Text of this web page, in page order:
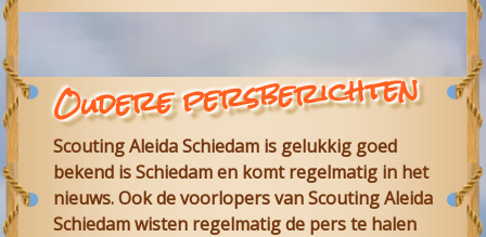
Oudere persberichten
Scouting Aleida Schiedam is gelukkig goed
bekend is Schiedam en komt regelmatig in het
nieuws. Ook de voorlopers van Scouting Aleida
Schiedam wisten regelmatig de pers te halen